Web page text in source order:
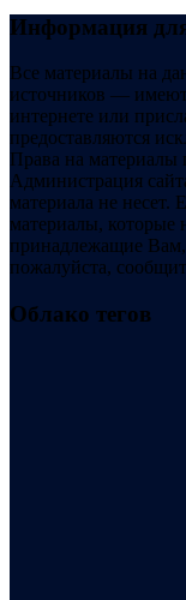
Информация
Все материалы на
источников —
интернете или
предоставляются
Права на материалы
Администрация
материала не
материалы, которые
принадлежащие
пожалуйста,
Облако тегов